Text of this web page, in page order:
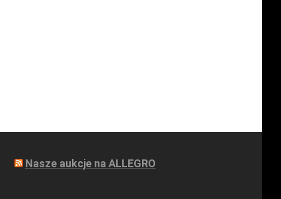
Nasze aukcje na ALLEGRO